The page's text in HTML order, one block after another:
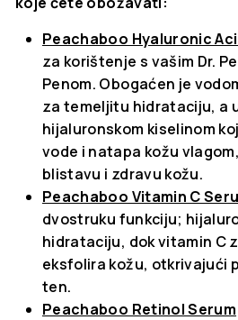
Peachaboo Hyaluronic
za korištenje s vašim Dr.
Penom. Obogaćen je
za temeljitu hidrataciju, a
hijaluronskom kiselinom
vode i natapa kožu
blistavu i zdravu kožu.
Peachaboo Vitamin C
dvostruku funkciju;
hidrataciju, dok vitamin C
eksfolira kožu, otkrivajući
ten.
Peachaboo Retinol Serum